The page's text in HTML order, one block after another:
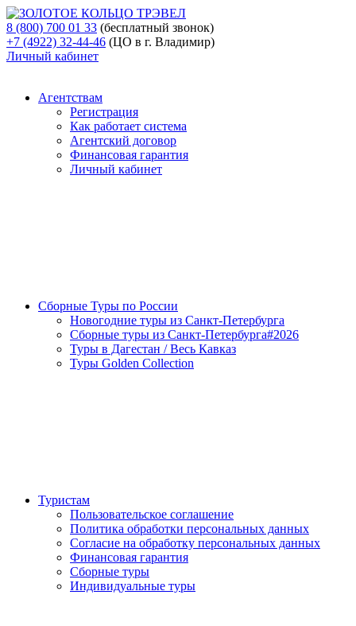
8 (800) 700 01 33 (бесплатный звонок)
+7 (4922) 32-44-46 (ЦО в г. Владимир)
Личный кабинет
Агентствам
Регистрация
Как работает система
Агентский договор
Финансовая гарантия
Личный кабинет
Сборные Туры по России
Новогодние туры из Санкт-Петербурга
Сборные туры из Санкт-Петербурга#2026
Туры в Дагестан / Весь Кавказ
Туры Golden Collection
Туристам
Пользовательское соглашение
Политика обработки персональных данных
Согласие на обработку персональных данных
Финансовая гарантия
Сборные туры
Индивидуальные туры